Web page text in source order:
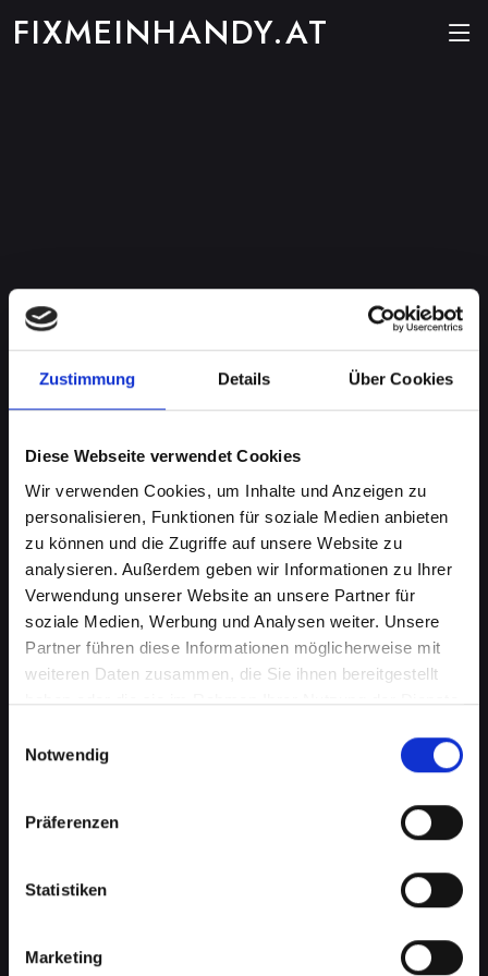
Zustimmung Details Über Cookies
Diese Webseite verwendet Cookies
Wir verwenden Cookies, um Inhalte und Anzeigen zu
personalisieren, Funktionen für soziale Medien anbieten
zu können und die Zugriffe auf unsere Website zu
analysieren. Außerdem geben wir Informationen zu Ihrer
Verwendung unserer Website an unsere Partner für
soziale Medien, Werbung und Analysen weiter. Unsere
Partner führen diese Informationen möglicherweise mit
weiteren Daten zusammen, die Sie ihnen bereitgestellt
haben oder die sie im Rahmen Ihrer Nutzung der Dienste
Notwendig
Präferenzen
Statistiken
Marketing
FIXMEINHANDY.AT
Mikrofondefekt bei Ihrem
IPHONE-12-MINI in Absdorf?
Lassen Sie es jetzt reparieren
Ein defektes Mikrofon kann Ihre Fähigkeit, an
Telefongesprächen teilzunehmen, erheblich
beeinträchtigen. Dies kann besonders störend
sein, wenn Sie auf Ihr IPHONE-12-MINI für